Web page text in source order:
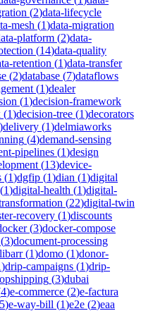
(2)data-lifecycle
mesh (1)data-migration
platform (2)data-
(14)data-quality
retention (1)data-transfer
(2)database (7)dataflows
(1)dealer
(1)decision-framework
(1)decision-tree (1)decorators
)delivery (1)delmiaworks
(4)demand-sensing
pipelines (1)design
(13)device-
(1)dgfip (1)dian (1)digital
(1)digital-health (1)digital-
(22)digital-twin
recovery (1)discounts
(3)docker-compose
(3)document-processing
(1)domo (1)donor-
)drip-campaigns (1)drip-
(3)dubai
4)e-commerce (2)e-factura
5)e-way-bill (1)e2e (2)eaa